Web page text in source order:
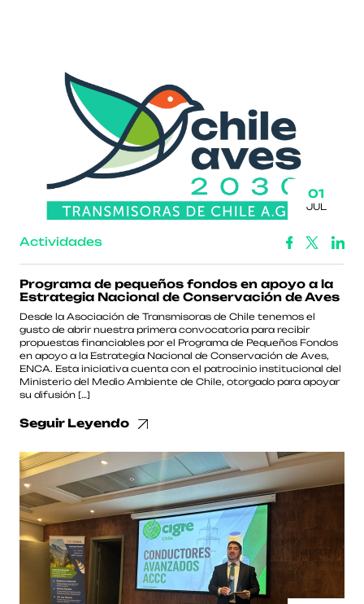
01
JUL
Actividades
Programa de pequeños fondos en apoyo a la
Estrategia Nacional de Conservación de Aves
Desde la Asociación de Transmisoras de Chile tenemos el
gusto de abrir nuestra primera convocatoria para recibir
propuestas financiables por el Programa de Pequeños Fondos
en apoyo a la Estrategia Nacional de Conservación de Aves,
ENCA. Esta iniciativa cuenta con el patrocinio institucional del
Ministerio del Medio Ambiente de Chile, otorgado para apoyar
su difusión […]
Seguir Leyendo